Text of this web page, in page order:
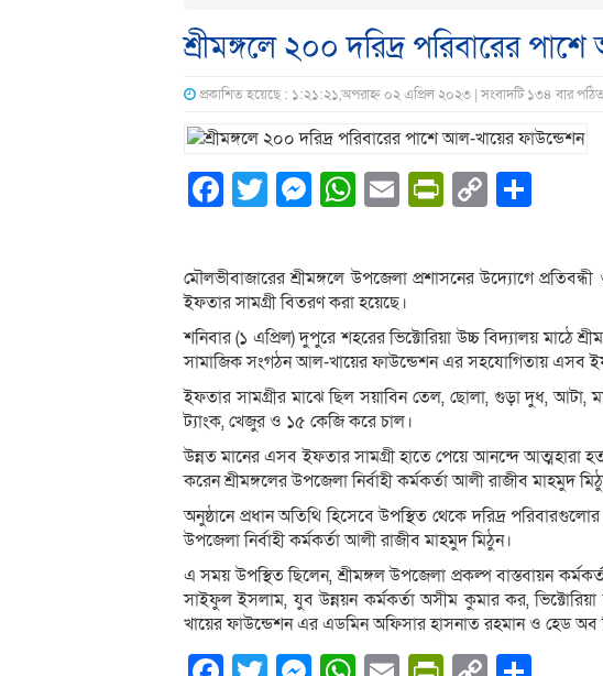
শ্রীমঙ্গলে ২০০ দরিদ্র পরিবারের
প্রকাশিত হয়েছে : ১:২১:২১,অপরাহ্ন ০২ এপ্রিল ২০২৩ | সংবাদটি ১৩৪ বার
Facebook
Twitter
Messenger
WhatsApp
EmailCopy
মৌলভীবাজারের শ্রীমঙ্গলে উপজেলা প্রশাসনের উদ্যোগে
ইফতার সামগ্রী বিতরণ করা হয়েছে।
শনিবার (১ এপ্রিল) দুপুরে শহরের ভিক্টোরিয়া উচ্চ বিদ্যালয় মাঠে
সামাজিক সংগঠন আল-খায়ের ফাউন্ডেশন এর সহযোগিতায় এসব
ইফতার সামগ্রীর মাঝে ছিল সয়াবিন তেল, ছোলা, গুড়া দুধ, আটা,
ট্যাংক, খেজুর ও ১৫ কেজি করে চাল।
উন্নত মানের এসব ইফতার সামগ্রী হাতে পেয়ে আনন্দে আত্মহারা
করেন শ্রীমঙ্গলের উপজেলা নির্বাহী কর্মকর্তা আলী রাজীব মাহমুদ
অনুষ্ঠানে প্রধান অতিথি হিসেবে উপস্থিত থেকে দরিদ্র
উপজেলা নির্বাহী কর্মকর্তা আলী রাজীব মাহমুদ মিঠুন।
এ সময় উপস্থিত ছিলেন, শ্রীমঙ্গল উপজেলা প্রকল্প বাস্তবায়ন
সাইফুল ইসলাম, যুব উন্নয়ন কর্মকর্তা অসীম কুমার কর,
খায়ের ফাউন্ডেশন এর এডমিন অফিসার হাসনাত রহমান ও হেড অব